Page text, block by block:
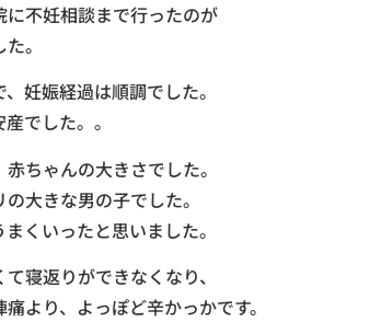
不妊相談まで行ったのが
。
妊娠経過は順調でした。
でした。。
ちゃんの大きさでした。
大きな男の子でした。
くいったと思いました。
寝返りができなくなり、
より、よっぽど辛かっかです。